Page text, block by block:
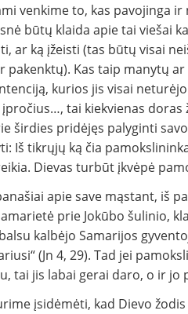
ven­kime to, kas pavojinga
būtų klaida apie tai viešai
ar ką įžeisti (tas būtų visai
pakenktų). Kas taip manytų
kurios jis visai
tai kiekvienas
širdies pridėjęs palyginti
Iš tikrųjų ką čia
Dievas turbūt įkvėpė
apie save mąstant, iš
prie Jokūbo šulinio,
kalbėjo Samarijos
(Jn 4, 29). Tad jei
tai jis labai gerai daro, o ir jo
įsidėmėti, kad Dievo